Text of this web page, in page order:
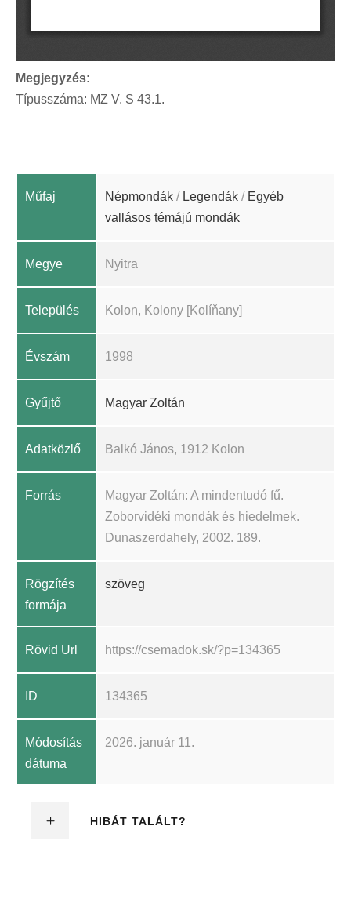
Megjegyzés:
Típusszáma: MZ V. S 43.1.
Műfaj Népmondák / Legendák / Egyéb
vallásos témájú mondák
Megye Nyitra
Település Kolon, Kolony [Kolíňany]
Évszám 1998
Gyűjtő Magyar Zoltán
Adatközlő Balkó János, 1912 Kolon
Forrás
Magyar Zoltán: A mindentudó fű.
Zoborvidéki mondák és hiedelmek.
Dunaszerdahely, 2002. 189.
Rögzítés
formája
szöveg
Rövid Url https://csemadok.sk/?p=134365
ID 134365
Módosítás
dátuma
2026. január 11.
HIBÁT TALÁLT?